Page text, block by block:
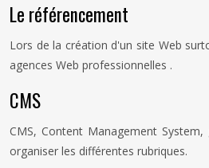
Le référencement
Lors de la création d'un site Web
agences Web professionnelles .
CMS
CMS, Content Management
organiser les différentes rubriques.